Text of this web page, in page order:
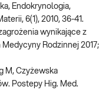
Endokrynologia,
6(1), 2010, 36-41.
wynikające z
Rodzinnej 2017;
M, Czyżewska
Postepy Hig. Med.